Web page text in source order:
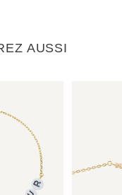
AUSSI